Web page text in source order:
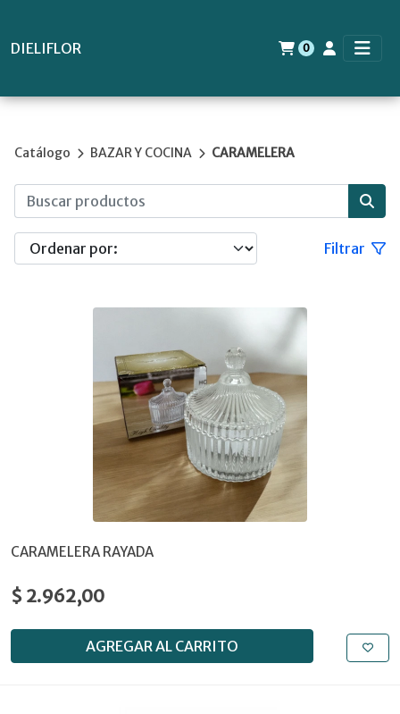
DIELIFLOR 0
Catálogo BAZAR Y COCINA CARAMELERA
Filtrar
CARAMELERA RAYADA
$ 2.962,00
AGREGAR AL CARRITO